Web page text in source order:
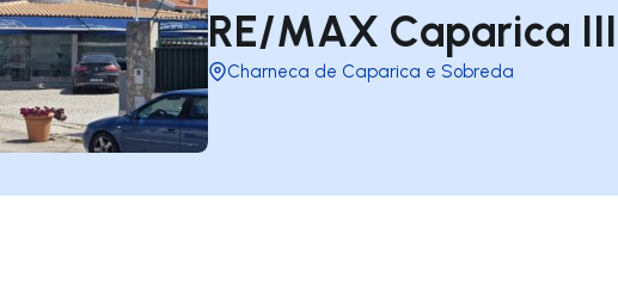
RE/MAX Caparica III
Charneca de Caparica e Sobreda